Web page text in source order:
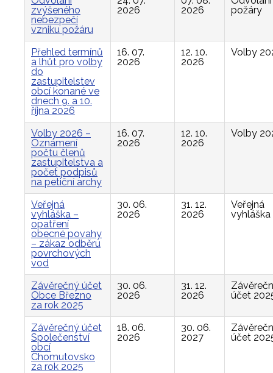
zvýšeného
nebezpečí
vzniku požáru
2026
2026
požáry
Přehled termínů
a lhůt pro volby
do
zastupitelstev
obcí konané ve
dnech 9. a 10.
října 2026
16. 07.
2026
12. 10.
2026
Volby
Volby 2026 –
Oznámení
počtu členů
zastupitelstva a
počet podpisů
na petiční archy
16. 07.
2026
12. 10.
2026
Volby
Veřejná
vyhláška –
opatření
obecné povahy
– zákaz odběru
povrchových
vod
30. 06.
2026
31. 12.
2026
Veřejná
vyhláška
Závěrečný účet
Obce Březno
za rok 2025
30. 06.
2026
31. 12.
2026
účet
Závěrečný účet
Společenství
obcí
Chomutovsko
za rok 2025
18. 06.
2026
30. 06.
2027
účet